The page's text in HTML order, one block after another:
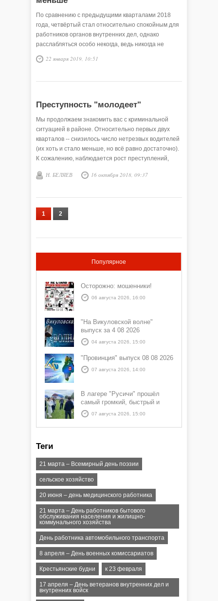
По сравнению с предыдущими кварталами 2018
года, четвёртый стал относительно спокойным для
работников органов внутренних дел, однако
расслабляться особо некогда, ведь никогда не
знаешь, будет ли всплеск преступности или всё так
и останется на низком уровне.
22 января 2019, 10:51
Преступность "молодеет"
Мы продолжаем знакомить вас с криминальной
ситуацией в районе. Относительно первых двух
кварталов -- снизилось число нетрезвых водителей
(их хоть и стало меньше, но всё равно достаточно).
К сожалению, наблюдается рост преступлений,
отдельное место занимает ситуация с хищениями:
банковских карт. Представляем вам криминальную
хронику за июль-сентябрь 2018 года.
Н. БЕЛЯЕВ 16 октября 2018, 09:37
1 2
Популярное
Осторожно: мошенники!
06 августа 2026, 16:00
"На Викуловской волне"
выпуск за 4 08 2026
04 августа 2026, 15:00
"Провинция" выпуск 08 08 2026
07 августа 2026, 14:00
В лагере "Русичи" прошёл
самый громкий, быстрый и
азартный час дня — Спортчас
07 августа 2026, 15:00
Теги
21 марта – Всемирный день поэзии
сельское хозяйство
20 июня – день медицинского работника
21 марта – День работников бытового
обслуживания населения и жилищно-
коммунального хозяйства
День работника автомобильного транспорта
8 апреля – День военных комиссариатов
Крестьянские будни к 23 февраля
17 апреля – День ветеранов внутренних дел и
внутренних войск